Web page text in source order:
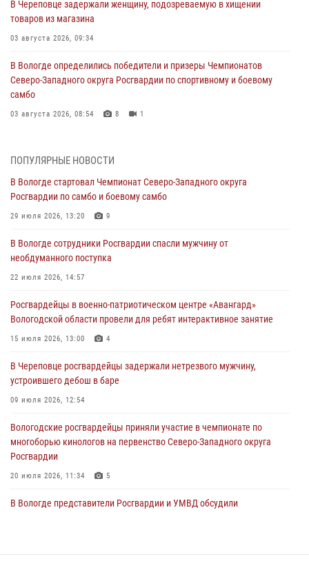
В Череповце задержали женщину, подозреваемую в хищении
товаров из магазина
03 августа 2026, 09:34
В Вологде определились победители и призеры Чемпионатов
Северо-Западного округа Росгвардии по спортивному и боевому
самбо
03 августа 2026, 08:54 8 1
ОХРАНЫ РОСГВАРДИИ В ВОЛОГОДСКОЙ ОБЛАСТИ ЗАДЕРЖАНО 23
02 августа 2026, 10:37
Росгвардейцы в г. Соколе задержали несовершеннолетнего
31 июля 2026, 06:43
В Вологде стартовал Чемпионат Северо-Западного округа
29 июля 2026, 13:20
В Вологде росгвардейцы задержали мужчину, подозреваемого в
29 июля 2026, 09:08
ПОПУЛЯРНЫЕ НОВОСТИ
В Вологде стартовал Чемпионат Северо-Западного округа
Росгвардии по самбо и боевому самбо
29 июля 2026, 13:20 9
В Вологде сотрудники Росгвардии спасли мужчину от
необдуманного поступка
22 июля 2026, 14:57
Росгвардейцы в военно-патриотическом центре «Авангард»
Вологодской области провели для ребят интерактивное занятие
15 июля 2026, 13:00 4
В Череповце росгвардейцы задержали нетрезвого мужчину,
устроившего дебош в баре
09 июля 2026, 12:54
Вологодские росгвардейцы приняли участие в чемпионате по
многоборью кинологов на первенство Северо-Западного округа
Росгвардии
20 июля 2026, 11:34 5
В Вологде представители Росгвардии и УМВД обсудили